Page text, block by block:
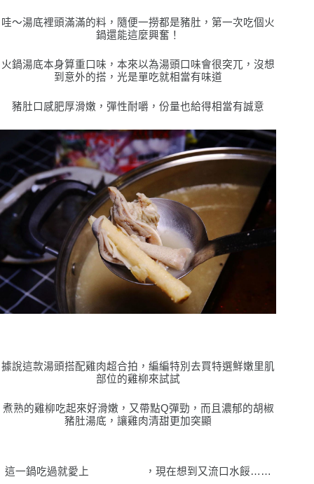
哇〜湯底裡頭滿滿的料，隨便一撈都是豬肚，第一次吃個火
鍋還能這麼興奮！
火鍋湯底本身算重口味，本來以為湯頭口味會很突兀，沒想
到意外的搭，光是單吃就相當有味道
豬肚口感肥厚滑嫩，彈性耐嚼，份量也給得相當有誠意
據說這款湯頭搭配雞肉超合拍，編編特別去買特選鮮嫩里肌
部位的雞柳來試試
煮熟的雞柳吃起來好滑嫩，又帶點Q彈勁，而且濃郁的胡椒
豬肚湯底，讓雞肉清甜更加突顯
這一鍋吃過就愛上 ，現在想到又流口水餒……